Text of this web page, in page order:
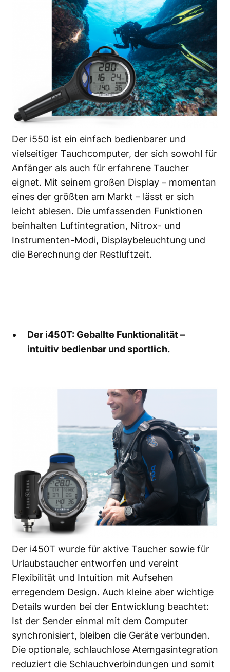
Der i550 ist ein einfach bedienbarer und
vielseitiger Tauchcomputer, der sich sowohl für
Anfänger als auch für erfahrene Taucher
eignet. Mit seinem großen Display – momentan
eines der größten am Markt – lässt er sich
leicht ablesen. Die umfassenden Funktionen
beinhalten Luftintegration, Nitrox- und
Instrumenten-Modi, Displaybeleuchtung und
die Berechnung der Restluftzeit.
Der i450T: Geballte Funktionalität –
intuitiv bedienbar und sportlich.
Der i450T wurde für aktive Taucher sowie für
Urlaubstaucher entworfen und vereint
Flexibilität und Intuition mit Aufsehen
erregendem Design. Auch kleine aber wichtige
Details wurden bei der Entwicklung beachtet:
Ist der Sender einmal mit dem Computer
synchronisiert, bleiben die Geräte verbunden.
Die optionale, schlauchlose Atemgasintegration
reduziert die Schlauchverbindungen und somit